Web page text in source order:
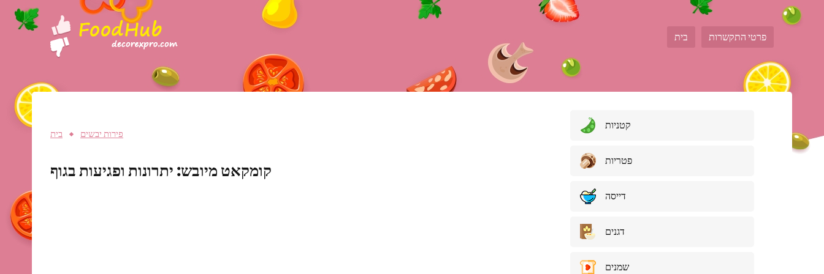
בית פרטי התקשרות
בית פירות יבשים
קומקאט מיובש: יתרונות ופגיעות בגוף
קטניות
פטריות
דייסה
דגנים
שמנים